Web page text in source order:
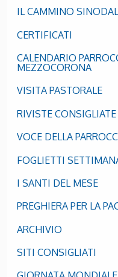
IL CAMMINO
CERTIFICATI
CALENDARIO
MEZZOCORONA
VISITA PASTORALE
RIVISTE CONSIGLIATE
VOCE DELLA
FOGLIETTI
I SANTI DEL MESE
PREGHIERA PER LA
ARCHIVIO
SITI CONSIGLIATI